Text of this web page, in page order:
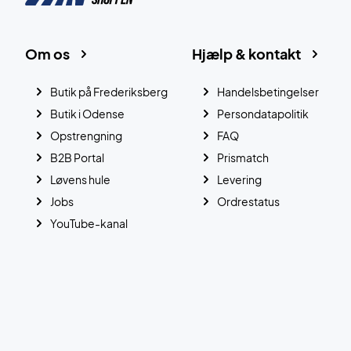
Hjælp & kontakt
Handelsbetingelser
Persondatapolitik
FAQ
Prismatch
Levering
Ordrestatus
Om os
Butik på Frederiksberg
Butik i Odense
Opstrengning
B2B Portal
Løvens hule
Jobs
YouTube-kanal